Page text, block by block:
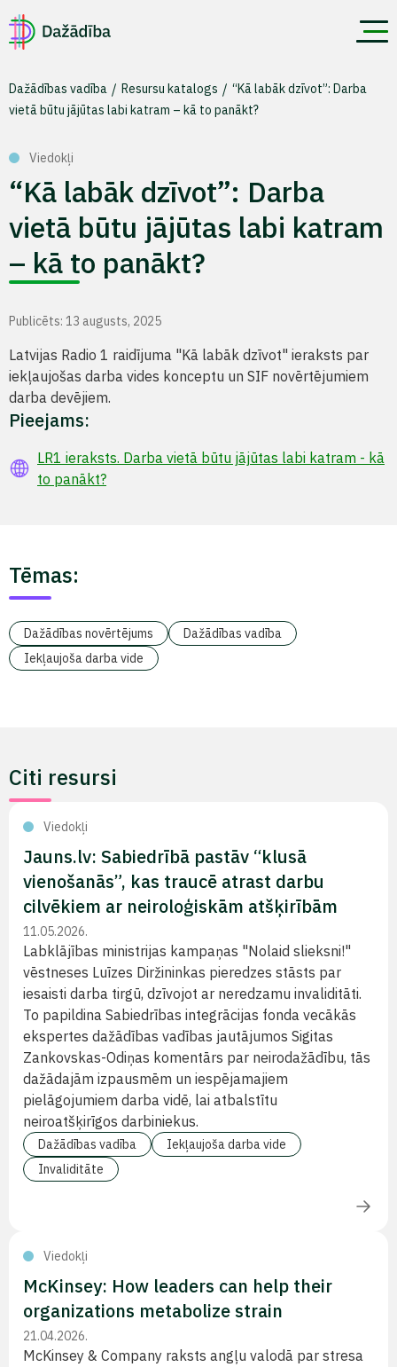
Dažādības vadība Resursu katalogs
“Kā labāk dzīvot”: Darba
vietā būtu jājūtas labi katram – kā to panākt?
Viedokļi
“Kā labāk dzīvot”: Darba
vietā būtu jājūtas labi katram
– kā to panākt?
Publicēts: 13 augusts, 2025
Latvijas Radio 1 raidījuma "Kā labāk dzīvot" ieraksts par
iekļaujošas darba vides konceptu un SIF novērtējumiem
darba devējiem.
Pieejams:
LR1 ieraksts. Darba vietā būtu jājūtas labi katram - kā
to panākt?
Tēmas:
Dažādības novērtējums
Dažādības vadība
Iekļaujoša darba vide
Citi resursi
Viedokļi
Jauns.lv: Sabiedrībā pastāv “klusā
vienošanās”, kas traucē atrast darbu
cilvēkiem ar neiroloģiskām atšķirībām
11.05.2026.
Labklājības ministrijas kampaņas "Nolaid slieksni!"
vēstneses Luīzes Diržininkas pieredzes stāsts par
iesaisti darba tirgū, dzīvojot ar neredzamu invaliditāti.
To papildina Sabiedrības integrācijas fonda vecākās
ekspertes dažādības vadības jautājumos Sigitas
Zankovskas-Odiņas komentārs par neirodažādību, tās
dažādajām izpausmēm un iespējamajiem
pielāgojumiem darba vidē, lai atbalstītu
neiroatšķirīgos darbiniekus.
Dažādības vadība
Iekļaujoša darba vide
Invaliditāte
Viedokļi
McKinsey: How leaders can help their
organizations metabolize strain
21.04.2026.
McKinsey & Company raksts angļu valodā par stresa